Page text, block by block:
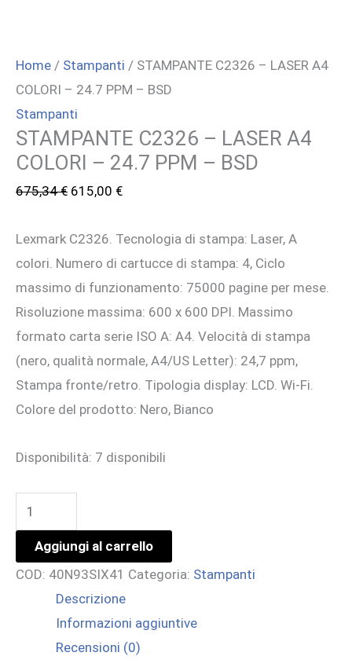
Home / Stampanti / STAMPANTE C2326 – LASER A4
COLORI – 24.7 PPM – BSD
Stampanti
STAMPANTE C2326 – LASER A4
COLORI – 24.7 PPM – BSD
675,34€ Il
originale
era:
675,34 €.
615,00 €Il
attuale
è:
615,00 €.
Lexmark C2326. Tecnologia di stampa: Laser, A
colori. Numero di cartucce di stampa: 4, Ciclo
massimo di funzionamento: 75000 pagine per mese.
Risoluzione massima: 600 x 600 DPI. Massimo
formato carta serie ISO A: A4. Velocità di stampa
(nero, qualità normale, A4/US Letter): 24,7 ppm,
Stampa fronte/retro. Tipologia display: LCD. Wi-Fi.
Colore del prodotto: Nero, Bianco
Disponibilità: 7 disponibili
STAMPANTE
C2326
LASER
COLORI
Aggiungi al carrello
COD: 40N93SIX41 Categoria: Stampanti
Descrizione
Informazioni aggiuntive
Recensioni (0)